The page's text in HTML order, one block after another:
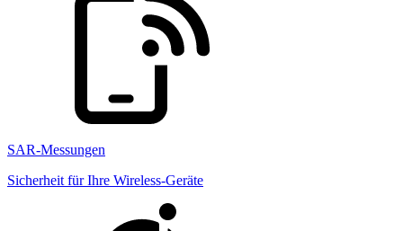
SAR-Messungen
Sicherheit für Ihre Wireless-Geräte